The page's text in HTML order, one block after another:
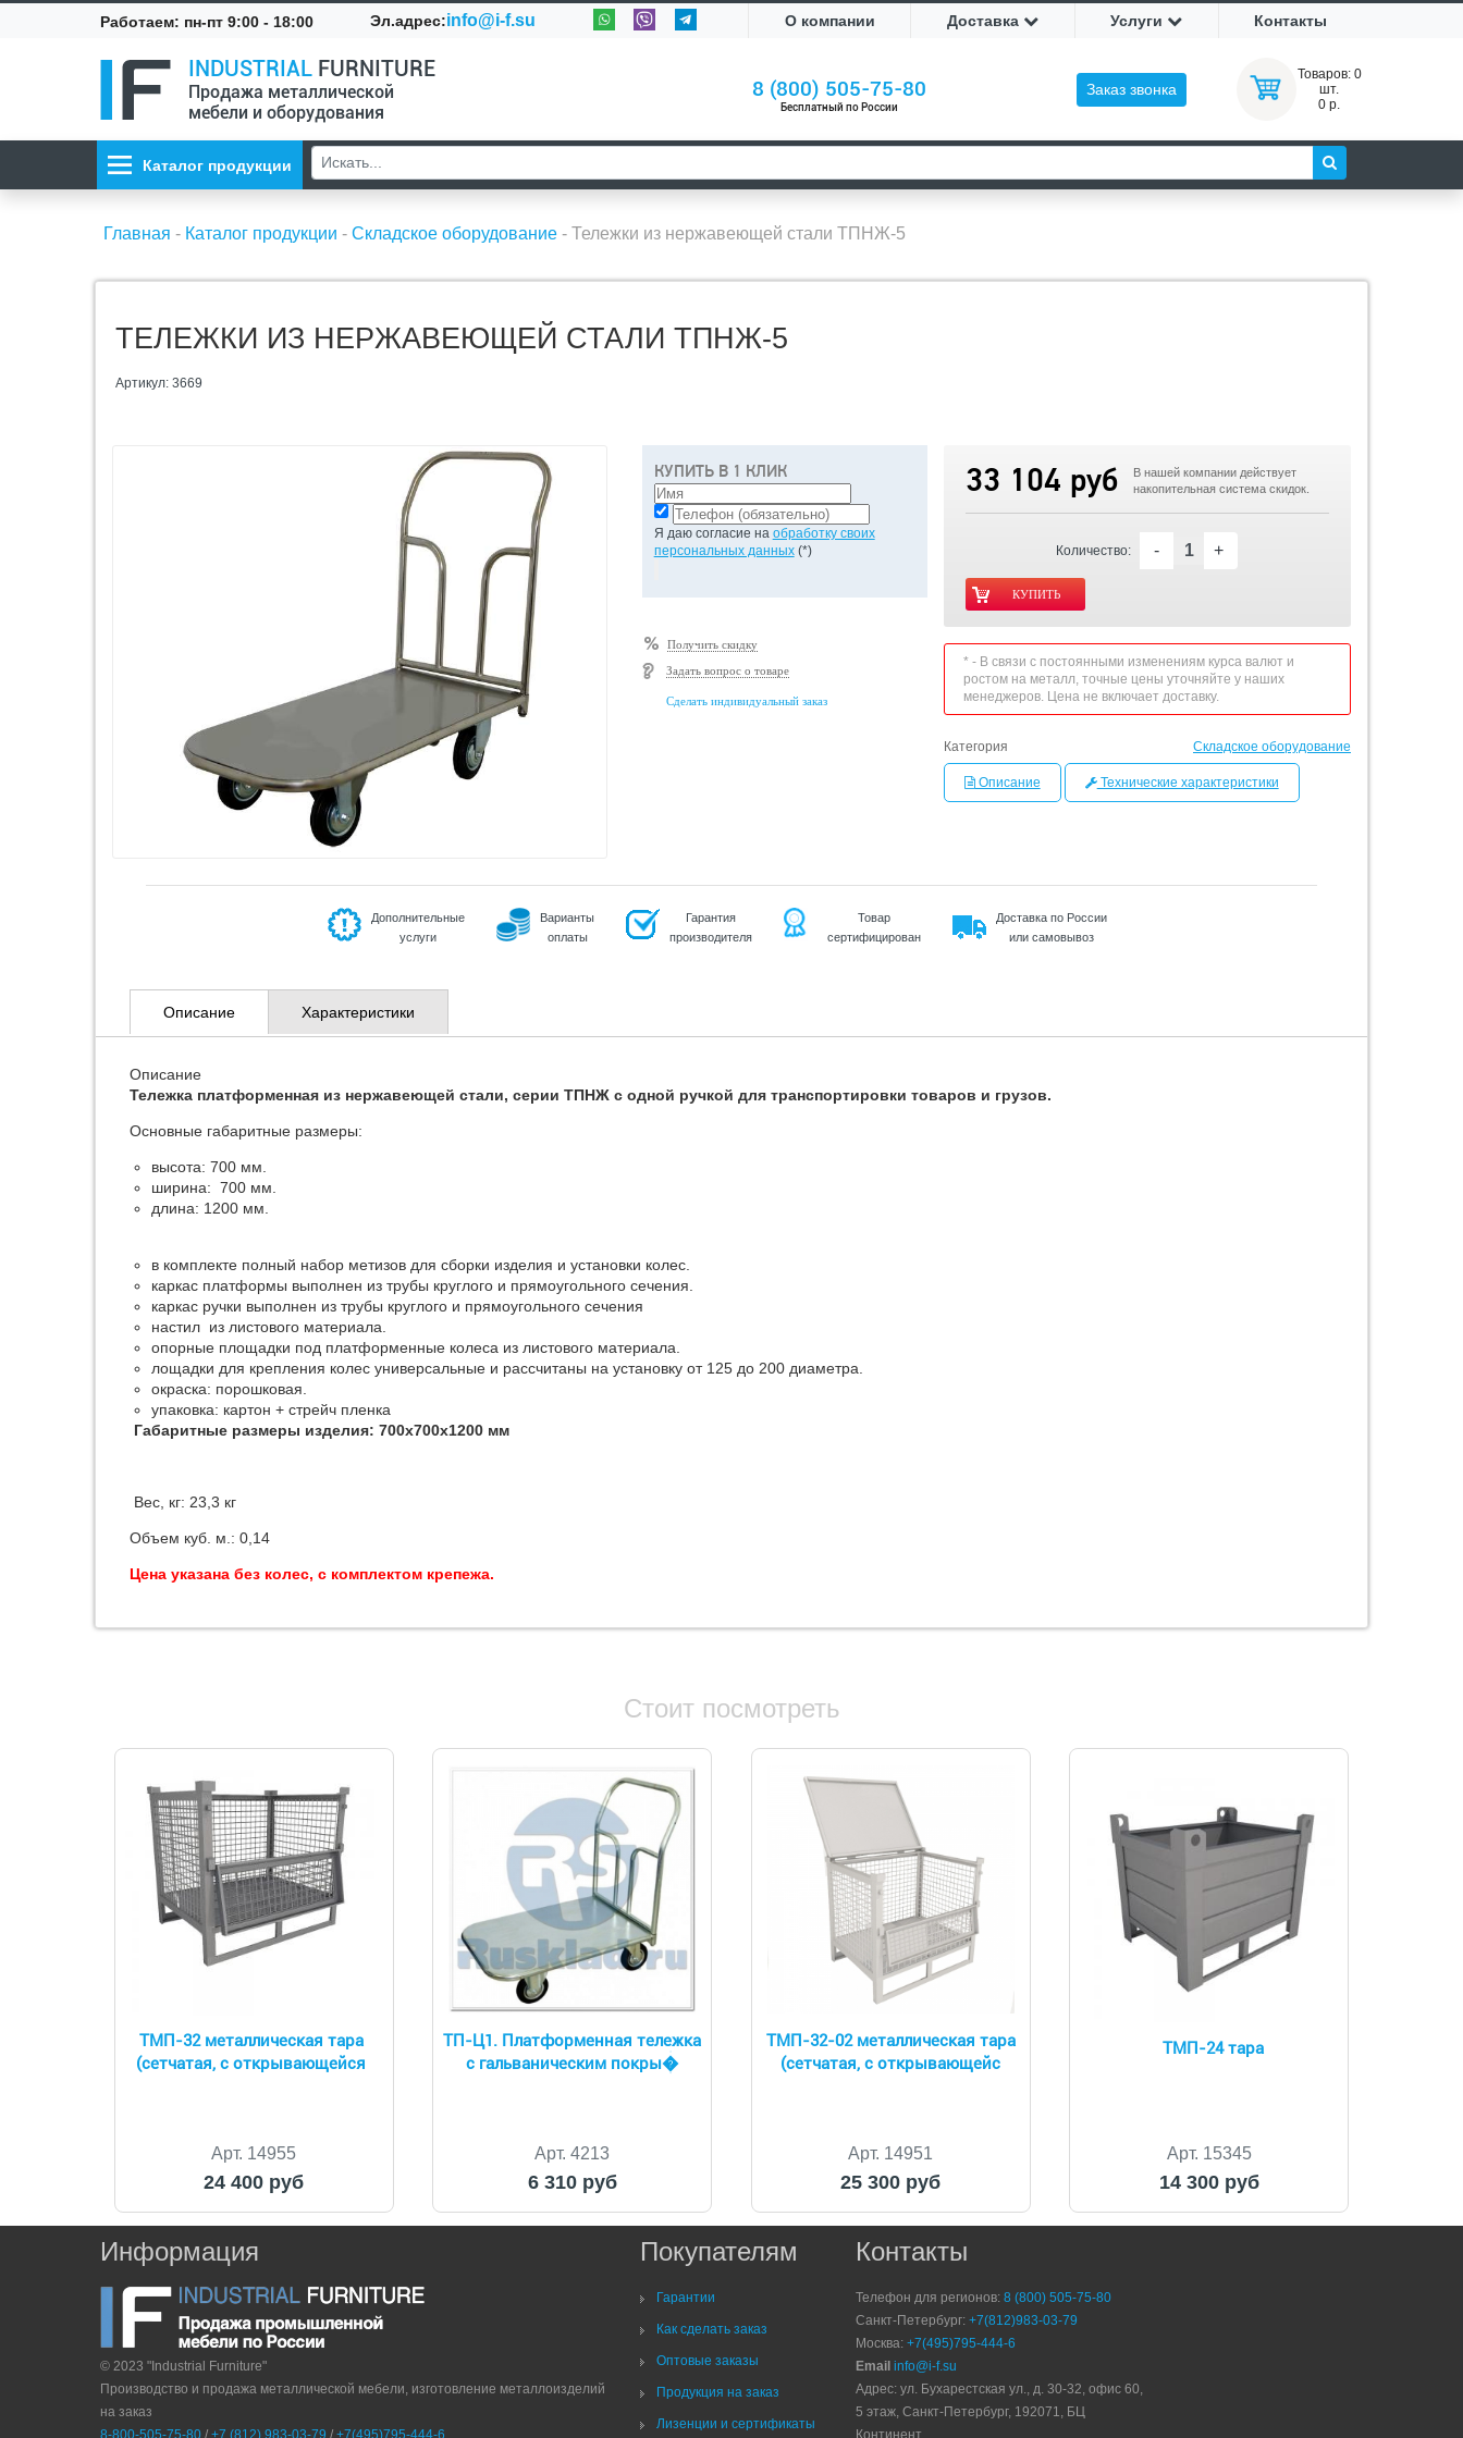
Работаем: пн-пт 9:00 - 18:00 Эл.адрес:info@i-f.su О компании Доставка Услуги Контакты
INDUSTRIAL FURNITURE
Продажа металлической
мебели и оборудования
8 (800) 505-75-80
Бесплатный по России
Заказ звонка
Товаров: 0
шт.
0 р.
Каталог продукции
Главная - Каталог продукции - Складское оборудование - Тележки из нержавеющей стали ТПНЖ-5
ТЕЛЕЖКИ ИЗ НЕРЖАВЕЮЩЕЙ СТАЛИ ТПНЖ-5
Артикул: 3669
КУПИТЬ В 1 КЛИК
Я даю согласие на обработку своих
персональных данных(*)
Получить скидку
Задать вопрос о товаре
Сделать индивидуальный заказ
33 104 руб
В нашей компании действует
накопительная система скидок.
Количество: - +
* - В связи с постоянными изменениям курса валют и
ростом на металл, точные цены уточняйте у наших
менеджеров. Цена не включает доставку.
Категория Складское оборудование
Описание Технические характеристики
Дополнительные
услуги
Варианты
оплаты
Гарантия
производителя
Товар
сертифицирован
Доставка по России
или самовывоз
Описание Характеристики
Описание
Тележка платформенная из нержавеющей стали, серии ТПНЖ с одной ручкой для транспортировки товаров и грузов.
Основные габаритные размеры:
высота: 700 мм.
ширина: 700 мм.
длина: 1200 мм.
в комплекте полный набор метизов для сборки изделия и установки колес.
каркас платформы выполнен из трубы круглого и прямоугольного сечения.
каркас ручки выполнен из трубы круглого и прямоугольного сечения
настил из листового материала.
опорные площадки под платформенные колеса из листового материала.
лощадки для крепления колес универсальные и рассчитаны на установку от 125 до 200 диаметра.
окраска: порошковая.
упаковка: картон + стрейч пленка
Габаритные размеры изделия: 700х700х1200 мм
Вес, кг: 23,3 кг
Объем куб. м.: 0,14
Цена указана без колес, с комплектом крепежа.
Стоит посмотреть
ТМП-32 металлическая тара
(сетчатая, с открывающейся
Арт. 14955
24 400 руб
ТП-Ц1. Платформенная тележка
с гальваническим покры�
Арт. 4213
6 310 руб
ТМП-32-02 металлическая тара
(сетчатая, с открывающейс
Арт. 14951
25 300 руб
ТМП-24 тара
Арт. 15345
14 300 руб
Информация
© 2023 "Industrial Furniture"
Производство и продажа металлической мебели, изготовление металлоизделий
на заказ
8-800-505-75-80 / +7 (812) 983-03-79 / +7(495)795-444-6
Покупателям
Гарантии
Как сделать заказ
Оптовые заказы
Продукция на заказ
Лизенции и сертификаты
Контакты
Телефон для регионов:8 (800) 505-75-80
Санкт-Петербург:+7(812)983-03-79
Москва:+7(495)795-444-6
Email info@i-f.su
Адрес: ул. Бухарестская ул., д. 30-32, офис 60,
5 этаж, Санкт-Петербург, 192071, БЦ
Континент